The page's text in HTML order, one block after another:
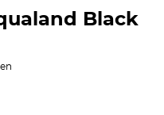
Black